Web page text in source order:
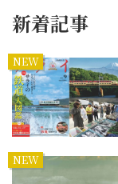
新着記事
NEW
NEW